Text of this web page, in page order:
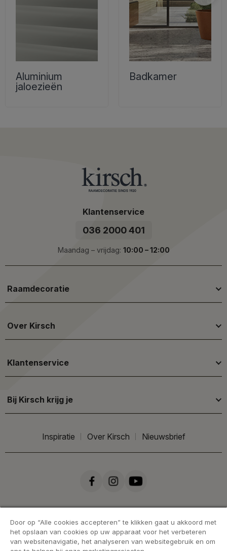
Aluminium
jaloezieën
Badkamer
Klantenservice
036 2000 401
Maandag – vrijdag: 10:00 – 12:00
Raamdecoratie
Over Kirsch
Klantenservice
Bij Kirsch krijg je
Inspiratie Over Kirsch Nieuwsbrief
Door op “Alle cookies accepteren” te klikken gaat u akkoord met
het opslaan van cookies op uw apparaat voor het verbeteren
van websitenavigatie, het analyseren van websitegebruik en om